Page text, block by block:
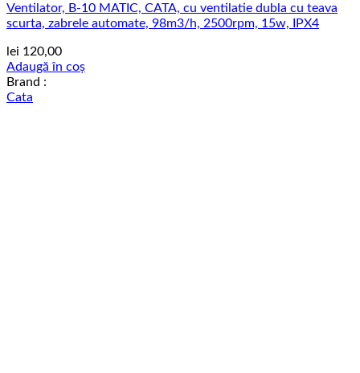
Ventilator, B-10 MATIC, CATA, cu ventilatie dubla cu teava
scurta, zabrele automate, 98m3/h, 2500rpm, 15w, IPX4
lei 120,00
Adaugă în coș
Brand :
Cata